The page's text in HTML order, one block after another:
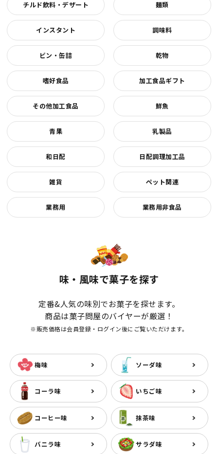
チルド飲料・デザート 麺類
インスタント 調味料
ビン・缶詰 乾物
嗜好食品 加工食品ギフト
その他加工食品 鮮魚
青果 乳製品
和日配 日配調理加工品
雑貨 ペット関連
業務用 業務用非食品
味・風味で菓子を探す
定番&人気の味別でお菓子を探せます。
商品は菓子問屋のバイヤーが厳選！
※販売価格は会員登録・ログイン後にご覧いただけます。
梅味 ソーダ味
コーラ味 いちご味
コーヒー味 抹茶味
バニラ味 サラダ味